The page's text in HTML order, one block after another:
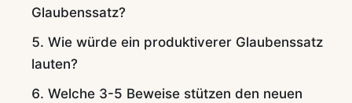
Glaubenssatz?
Wie würde ein produktiverer Glaubenssatz
lauten?
Welche 3-5 Beweise stützen den neuen